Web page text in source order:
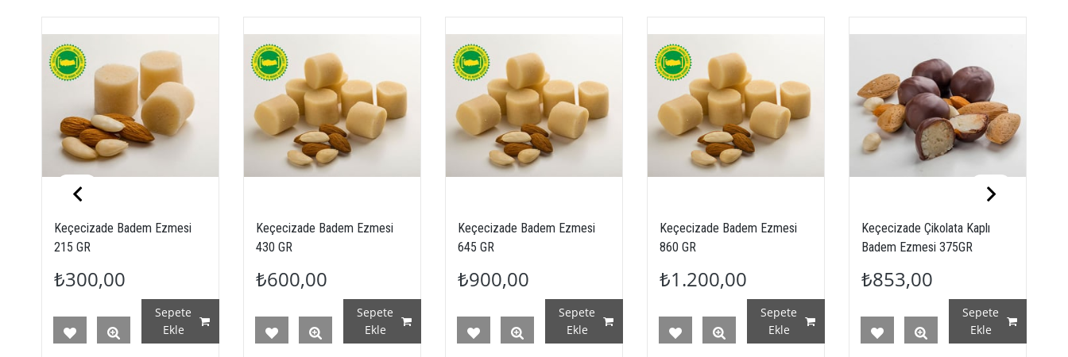
Keçecizade Badem Ezmesi
215 GR
₺300,00
Sepete
Ekle
Keçecizade Badem Ezmesi
430 GR
₺600,00
Sepete
Ekle
Keçecizade Badem Ezmesi
645 GR
₺900,00
Sepete
Ekle
Keçecizade Badem Ezmesi
860 GR
₺1.200,00
Sepete
Ekle
Keçecizade Çikolata Kaplı
Badem Ezmesi 375GR
₺853,00
Sepete
Ekle